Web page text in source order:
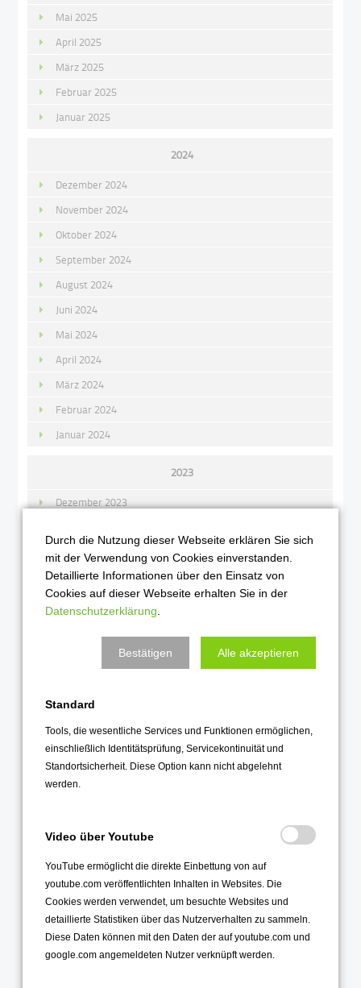
Mai 2025
April 2025
März 2025
Februar 2025
Januar 2025
2024
Dezember 2024
November 2024
Oktober 2024
September 2024
August 2024
Juni 2024
Mai 2024
April 2024
März 2024
Februar 2024
Januar 2024
2023
Dezember 2023
Oktober 2023
September 2023
August 2023
April 2023
März 2023
Februar 2023
Dezember 2022
November 2022
September 2022
August 2022
Durch die Nutzung dieser Webseite erklären Sie sich
mit der Verwendung von Cookies einverstanden.
Detaillierte Informationen über den Einsatz von
Cookies auf dieser Webseite erhalten Sie in der
Datenschutzerklärung
Bestätigen Alle akzeptieren
Standard
Tools, die wesentliche Services und Funktionen ermöglichen,
einschließlich Identitätsprüfung, Servicekontinuität und
Standortsicherheit. Diese Option kann nicht abgelehnt
werden.
Video über Youtube
YouTube ermöglicht die direkte Einbettung von auf
youtube.com veröffentlichten Inhalten in Websites. Die
Cookies werden verwendet, um besuchte Websites und
detaillierte Statistiken über das Nutzerverhalten zu sammeln.
Diese Daten können mit den Daten der auf youtube.com und
google.com angemeldeten Nutzer verknüpft werden.